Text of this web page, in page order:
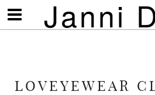
Janni
Visa/göm
meny
LOVEYEWEAR